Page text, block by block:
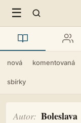
☰
nová komentovaná
sbírky
Autor Boleslava